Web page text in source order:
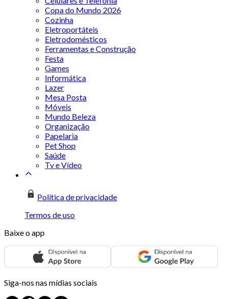
Copa do Mundo 2026
Cozinha
Eletroportáteis
Eletrodomésticos
Ferramentas e Construção
Festa
Games
Informática
Lazer
Mesa Posta
Móveis
Mundo Beleza
Organização
Papelaria
Pet Shop
Saúde
Tv e Vídeo
Política de privacidade
Termos de uso
Baixe o app
Siga-nos nas mídias sociais